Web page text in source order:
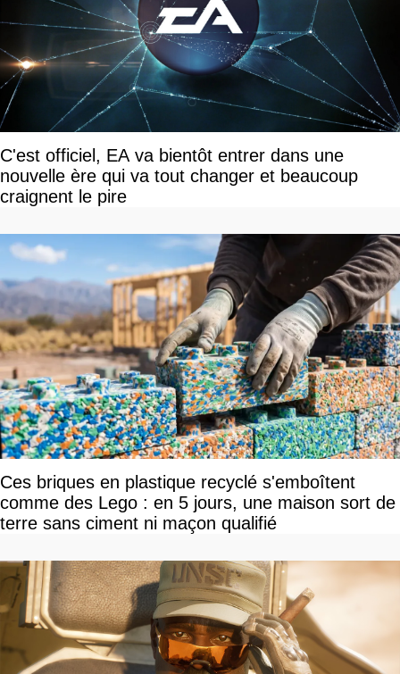
C'est officiel, EA va bientôt entrer dans une
nouvelle ère qui va tout changer et beaucoup
craignent le pire
Ces briques en plastique recyclé s'emboîtent
comme des Lego : en 5 jours, une maison sort de
terre sans ciment ni maçon qualifié